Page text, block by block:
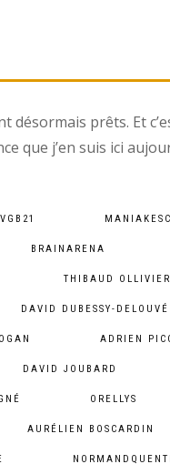
prêts. Et
que j’en suis ici
BRAINARENA
THIBAUD OLLIVIER
DAVID DUBESSY-DELOUVÉ
ADRIEN
DAVID JOUBARD
ORELLYS
AURÉLIEN BOSCARDIN